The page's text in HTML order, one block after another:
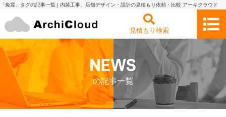
「免震」タグの記事一覧 | 内装工事、店舗デザイン・設計の見積もり依頼・比較 アーキクラウド
見積もり検索
の記事一覧